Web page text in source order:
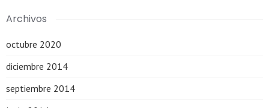
Archivos
octubre 2020
diciembre 2014
septiembre 2014